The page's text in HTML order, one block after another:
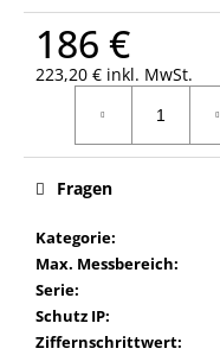
186 €
223,20 € inkl. MwSt.
Kategorie:
Max. Messbereich:
Serie:
Schutz IP:
Ziffernschrittwert:
Fragen